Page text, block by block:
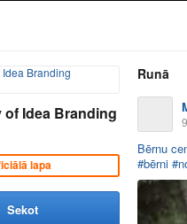
of Idea Branding
lapa
Sekot
Runā
Bērnu
#bērni